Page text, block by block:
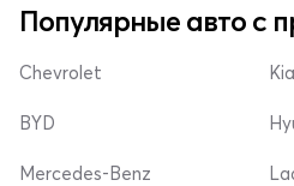
Популярные авто с
Chevrolet
BYD
Mercedes-Benz
Kia